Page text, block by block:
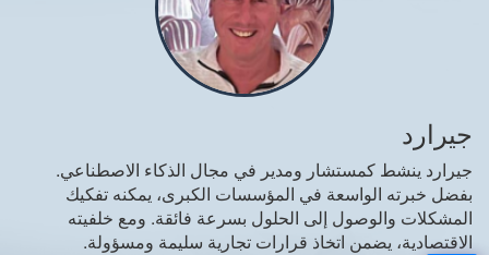
جيرارد
جيرارد ينشط كمستشار ومدير في مجال الذكاء الاصطناعي.
بفضل خبرته الواسعة في المؤسسات الكبرى، يمكنه تفكيك
المشكلات والوصول إلى الحلول بسرعة فائقة. ومع خلفيته
الاقتصادية، يضمن اتخاذ قرارات تجارية سليمة ومسؤولة.